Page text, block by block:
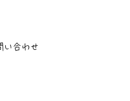
い合わせ